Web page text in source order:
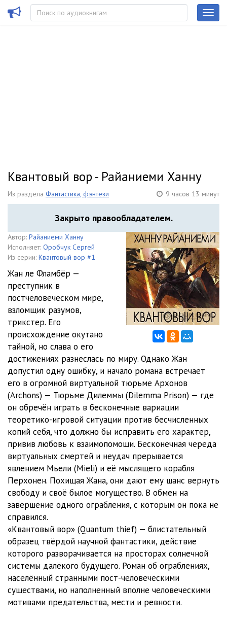
Квантовый вор - Райаниеми Ханну
Из раздела Фантастика, фэнтези 9 часов 13 минут
Закрыто правообладателем.
Автор: Райаниеми Ханну
Исполняет: Оробчук Сергей
Из серии: Квантовый вор #1
Жан ле Фламбёр —
преступник в
постчеловеческом мире,
взломщик разумов,
трикстер. Его
происхождение окутано
тайной, но слава о его
достижениях разнеслась по миру. Однако Жан
допустил одну ошибку, и начало романа встречает
его в огромной виртуальной тюрьме Архонов
(Аrсhоns) — Тюрьме Дилеммы (Dіlеmmа Рrіsоn) — где
он обречён играть в бесконечные вариации
теоретико-игровой ситуации против бесчисленных
копий себя, что должно бы исправить его характер,
привив любовь к взаимопомощи. Бесконечная череда
виртуальных смертей и неудач прерывается
явлением Мьели (Mіеlі) и её мыслящего корабля
Перхонен. Похищая Жана, они дают ему шанс вернуть
свободу и своё былое могущество. В обмен на
завершение одного ограбления, с которым он пока не
справился.
«Квантовый вор» (Quаntum thіеf) — блистательный
образец твёрдой научной фантастики, действие
которого разворачивается на просторах солнечной
системы далёкого будущего. Роман об ограблениях,
населённый странными пост-человеческими
существами, но наполненный вполне человеческими
мотивами предательства, мести и ревности.